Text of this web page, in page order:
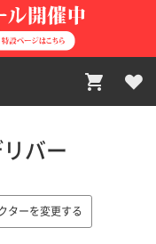
バー
ターを変更する